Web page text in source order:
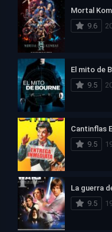
Mortal
9.6
El mito de
9.5
Cantinflas
9.5
9.5